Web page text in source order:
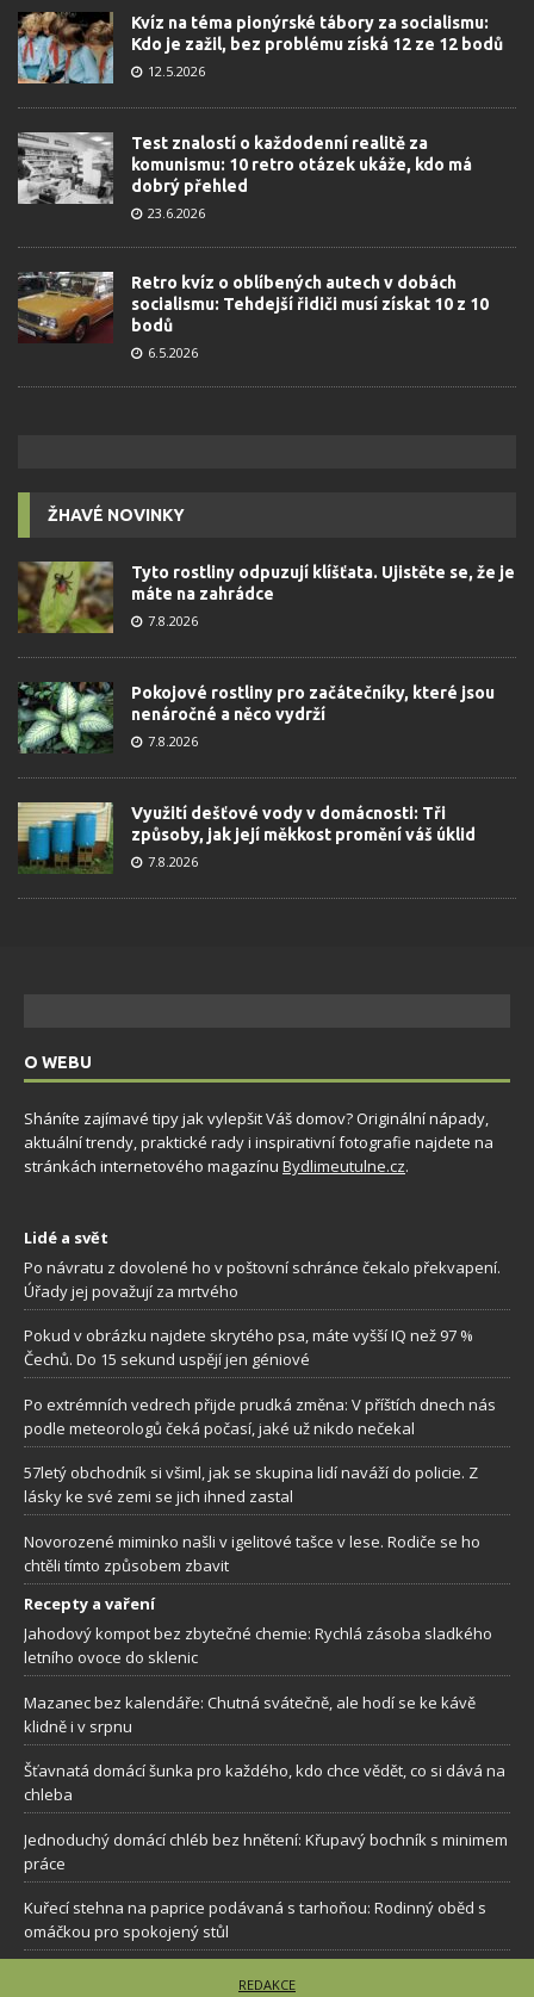
Kvíz na téma pionýrské tábory za socialismu:
Kdo je zažil, bez problému získá 12 ze 12 bodů
12.5.2026
Test znalostí o každodenní realitě za
komunismu: 10 retro otázek ukáže, kdo má
dobrý přehled
23.6.2026
Retro kvíz o oblíbených autech v dobách
socialismu: Tehdejší řidiči musí získat 10 z 10
bodů
6.5.2026
ŽHAVÉ NOVINKY
Tyto rostliny odpuzují klíšťata. Ujistěte se, že je
máte na zahrádce
7.8.2026
Pokojové rostliny pro začátečníky, které jsou
nenáročné a něco vydrží
7.8.2026
Využití dešťové vody v domácnosti: Tři
způsoby, jak její měkkost promění váš úklid
7.8.2026
O WEBU
Sháníte zajímavé tipy jak vylepšit Váš domov? Originální nápady,
aktuální trendy, praktické rady i inspirativní fotografie najdete na
stránkách internetového magazínu Bydlimeutulne.cz.
Lidé a svět
Po návratu z dovolené ho v poštovní schránce čekalo překvapení.
Úřady jej považují za mrtvého
Pokud v obrázku najdete skrytého psa, máte vyšší IQ než 97 %
Čechů. Do 15 sekund uspějí jen géniové
Po extrémních vedrech přijde prudká změna: V příštích dnech nás
podle meteorologů čeká počasí, jaké už nikdo nečekal
57letý obchodník si všiml, jak se skupina lidí naváží do policie. Z
lásky ke své zemi se jich ihned zastal
Novorozené miminko našli v igelitové tašce v lese. Rodiče se ho
chtěli tímto způsobem zbavit
Recepty a vaření
Jahodový kompot bez zbytečné chemie: Rychlá zásoba sladkého
letního ovoce do sklenic
Mazanec bez kalendáře: Chutná svátečně, ale hodí se ke kávě
klidně i v srpnu
Šťavnatá domácí šunka pro každého, kdo chce vědět, co si dává na
chleba
Jednoduchý domácí chléb bez hnětení: Křupavý bochník s minimem
práce
Kuřecí stehna na paprice podávaná s tarhoňou: Rodinný oběd s
omáčkou pro spokojený stůl
REDAKCE